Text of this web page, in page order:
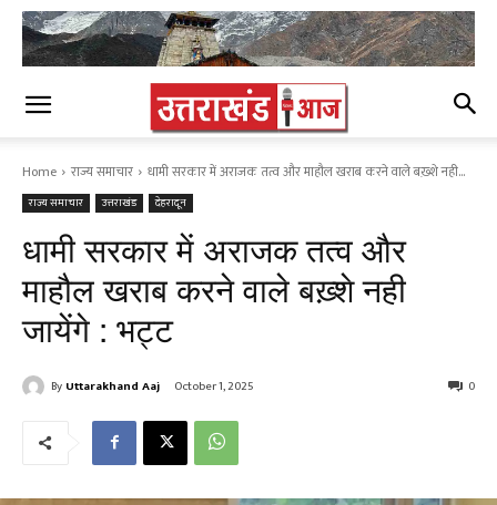
Home राज्य समाचार धामी सरकार में अराजक तत्व और माहौल खराब करने वाले बख़्शे नही...
राज्य समाचार उत्तराखंड देहरादून
धामी सरकार में अराजक तत्व और
माहौल खराब करने वाले बख़्शे नही
जायेंगे : भट्ट
By Uttarakhand Aaj October 1, 2025 0